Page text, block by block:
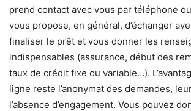
prend contact avec vous par téléphone
vous propose, en général, d’échanger
finaliser le prêt et vous donner les
indispensables (assurance, début des
taux de crédit fixe ou variable…).
ligne reste l’anonymat des demandes,
l’absence d’engagement. Vous pouvez